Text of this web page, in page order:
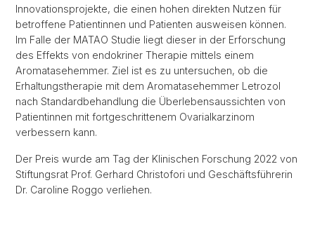
Innovationsprojekte, die einen hohen direkten Nutzen für
betroffene Patientinnen und Patienten ausweisen können.
Im Falle der MATAO Studie liegt dieser in der Erforschung
des Effekts von endokriner Therapie mittels einem
Aromatasehemmer. Ziel ist es zu untersuchen, ob die
Erhaltungstherapie mit dem Aromatasehemmer Letrozol
nach Standardbehandlung die Überlebensaussichten von
Patientinnen mit fortgeschrittenem Ovarialkarzinom
verbessern kann.
Der Preis wurde am Tag der Klinischen Forschung 2022 von
Stiftungsrat Prof. Gerhard Christofori und Geschäftsführerin
Dr. Caroline Roggo verliehen.